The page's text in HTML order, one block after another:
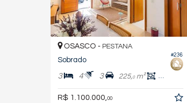
#236
OSASCO - PESTANA
Sobrado
3 4 3 225,0m² 176,
R$ 1.100.000,00